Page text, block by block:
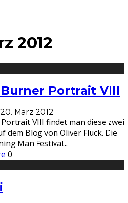
2012
Portrait VIII
20. März 2012
VIII findet man diese zwei
dem Blog von Oliver Fluck. Die
Man Festival...
0